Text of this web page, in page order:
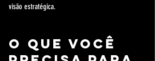
visão estratégica.
O que você